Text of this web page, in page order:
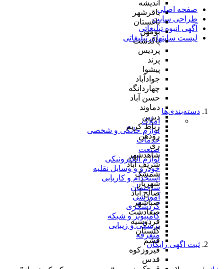
اندیشه
باقرشهر
باغستان
بومهن
پاکدشت
پردیس
پرند
پیشوا
جوادآباد
چهاردانگه
حسن آباد
دماوند
دیزین
رباط کریم
رودهن
ری
شاهدشهر
شریف آباد
شمشک
شهریار
صالح آباد
صباشهر
صفادشت
فردوسیه
گلستان
فشم
فیروزکوه
قدس
صفحه اصلی
طراحی سایت
آگهی انبوه تبلیغاتی
لیست سایتهای تبلیغاتی
دسته‌بندی‌ها
املاک
لوازم خانگی و شخصی
خدمات
صنعت
لوازم الکترونیکی
خودرو و وسایل نقلیه
استخدام و کاریابی
ساختمان
آموزشی
گردشگری
کامپیوتر و شبکه
پزشکی و زیبایی
متفرقه
ثبت اگهی رایگان